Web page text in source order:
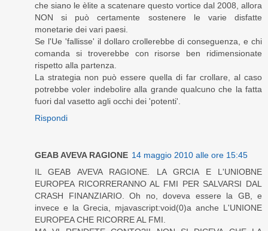
che siano le èlite a scatenare questo vortice dal 2008, allora
NON si può certamente sostenere le varie disfatte
monetarie dei vari paesi.
Se l'Ue 'fallisse' il dollaro crollerebbe di conseguenza, e chi
comanda si troverebbe con risorse ben ridimensionate
rispetto alla partenza.
La strategia non può essere quella di far crollare, al caso
potrebbe voler indebolire alla grande qualcuno che la fatta
fuori dal vasetto agli occhi dei 'potenti'.
Rispondi
GEAB AVEVA RAGIONE 14 maggio 2010 alle ore 15:45
IL GEAB AVEVA RAGIONE. LA GRCIA E L'UNIOBNE
EUROPEA RICORRERANNO AL FMI PER SALVARSI DAL
CRASH FINANZIARIO. Oh no, doveva essere la GB, e
invece e la Grecia, mjavascript:void(0)a anche L'UNIONE
EUROPEA CHE RICORRE AL FMI.